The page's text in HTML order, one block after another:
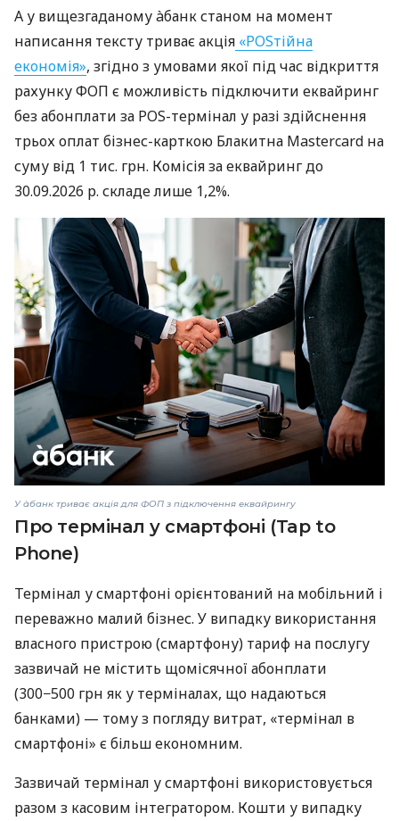
А у вищезгаданому àбанк станом на момент
написання тексту триває акція «POSтійна
економія», згідно з умовами якої під час відкриття
рахунку ФОП є можливість підключити еквайринг
без абонплати за POS-термінал у разі здійснення
трьох оплат бізнес-карткою Блакитна Mastercard на
суму від 1 тис. грн. Комісія за еквайринг до
30.09.2026 р. складе лише 1,2%.
У àбанк триває акція для ФОП з підключення еквайрингу
Про термінал у смартфоні (Tap to
Phone)
Термінал у смартфоні орієнтований на мобільний і
переважно малий бізнес. У випадку використання
власного пристрою (смартфону) тариф на послугу
зазвичай не містить щомісячної абонплати
(300−500 грн як у терміналах, що надаються
банками) — тому з погляду витрат, «термінал в
смартфоні» є більш економним.
Зазвичай термінал у смартфоні використовується
разом з касовим інтегратором. Кошти у випадку